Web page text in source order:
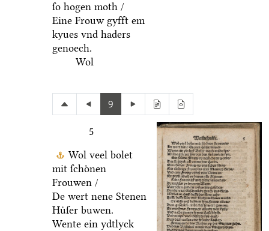
ſo hogen moth /
Eine Frouw gyfft em
kyues vnd haders
genoech.
Wol
9
5
Wol veel bolet
mit ſchoͤnen
Frouwen /
De wert nene Stenen
Huͤſer buwen.
Wente ein ydtlyck